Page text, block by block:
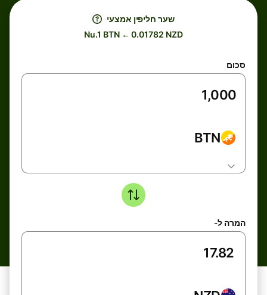
שער חליפין אמצעי
Nu.1 BTN ← 0.01782 NZD
סכום
BTN
המרה ל-